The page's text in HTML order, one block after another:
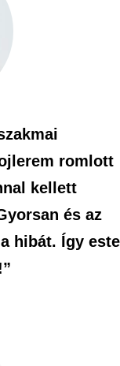
romlott
kellett
és az
hibát. Így este